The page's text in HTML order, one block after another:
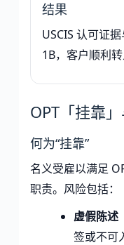
结果
USCIS 认可证
1B，客户顺利转
OPT「挂靠
何为“挂靠”
名义受雇以满足
职责。风险包括：
虚假陈述
签或不可